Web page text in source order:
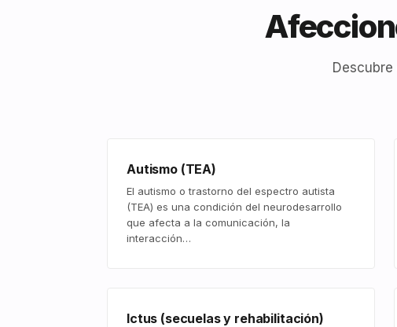
Autismo (TEA)
El autismo o trastorno del espectro autista
(TEA) es una condición del neurodesarrollo
que afecta a la comunicación, la
interacción…
Ictus (secuelas y rehabilitación)